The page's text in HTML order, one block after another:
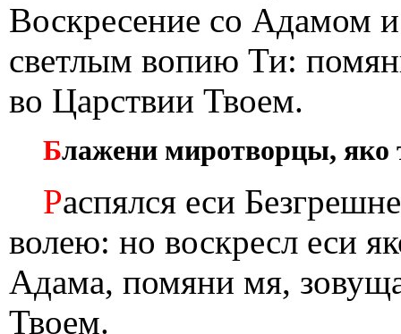
Воскресение со Адамом
светлым вопию Ти:
во Царствии Твоем.
Блажени миротворцы, яко
Распялся еси
волею: но воскресл еси
Адама, помяни мя,
Твоем.